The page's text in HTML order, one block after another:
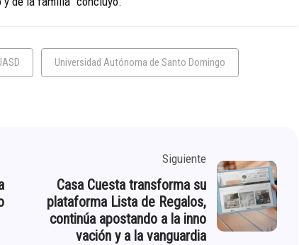
Universidad Autónoma de Santo Domingo
Siguiente
Casa Cuesta transforma su
plataforma Lista de Regalos,
continúa apostando a la inno
vación y a la vanguardia